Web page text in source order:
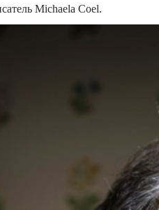
Michaela Coel.